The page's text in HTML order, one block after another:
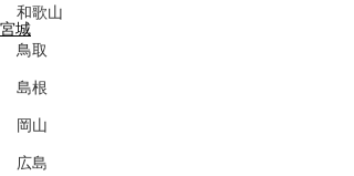
和歌山
鳥取
島根
岡山
広島
宮城